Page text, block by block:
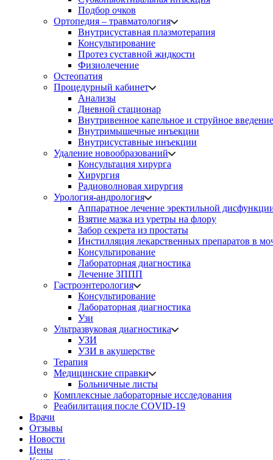
Подбор очков
Ортопедия – травматология
Внутрисуставная плазмотерапия
Консультирование
Протез суставной жидкости
Физиолечение
Остеопатия
Процедурный кабинет
Анализы
Дневной стационар
Внутривенное капельное и струйное
Внутримышечные инъекции
Внутрисуставные инъекции
Удаление новообразований
Консультация хирурга
Хирургия
Радиоволновая хирургия
Урология-андрология
Аппаратное лечение эректильной
Взятие мазка из уретры на флору
Забор секрета из простаты
Инстилляция лекарственных препаратов в
Консультирование
Лабораторная диагностика
Лечение ЗППП
Гастроэнтерология
Консультирование
Лабораторная диагностика
Узи
Ультразвуковая диагностика
УЗИ
УЗИ в акушерстве
Терапия
Медицинские справки
Больничные листы
Комплексные лабораторные исследования
Реабилитация после COVID-19
Врачи
Отзывы
Новости
Цены